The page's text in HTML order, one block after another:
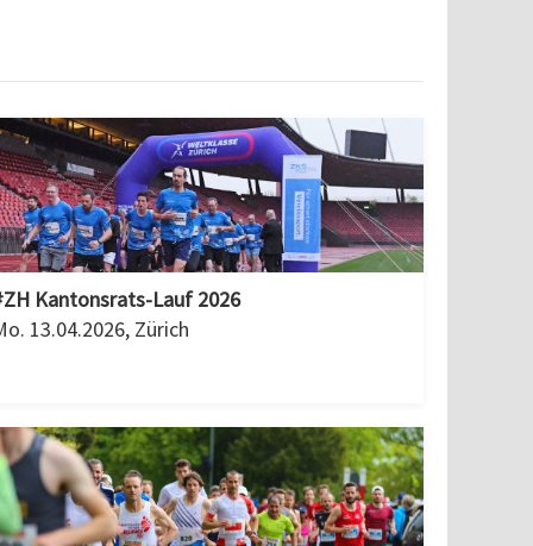
Kantonsrats-Lauf 2026
13.04.2026, Zürich